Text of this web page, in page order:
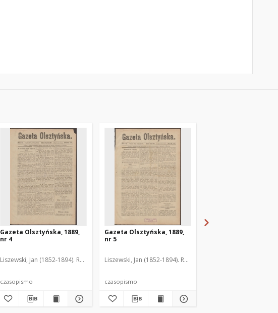
Gazeta Olsztyńska, 1889,
nr 4
Liszewski, Jan (1852-1894). Red.
czasopismo
Gazeta Olsztyńska, 1889,
nr 5
Liszewski, Jan (1852-1894). Red.
czasopismo